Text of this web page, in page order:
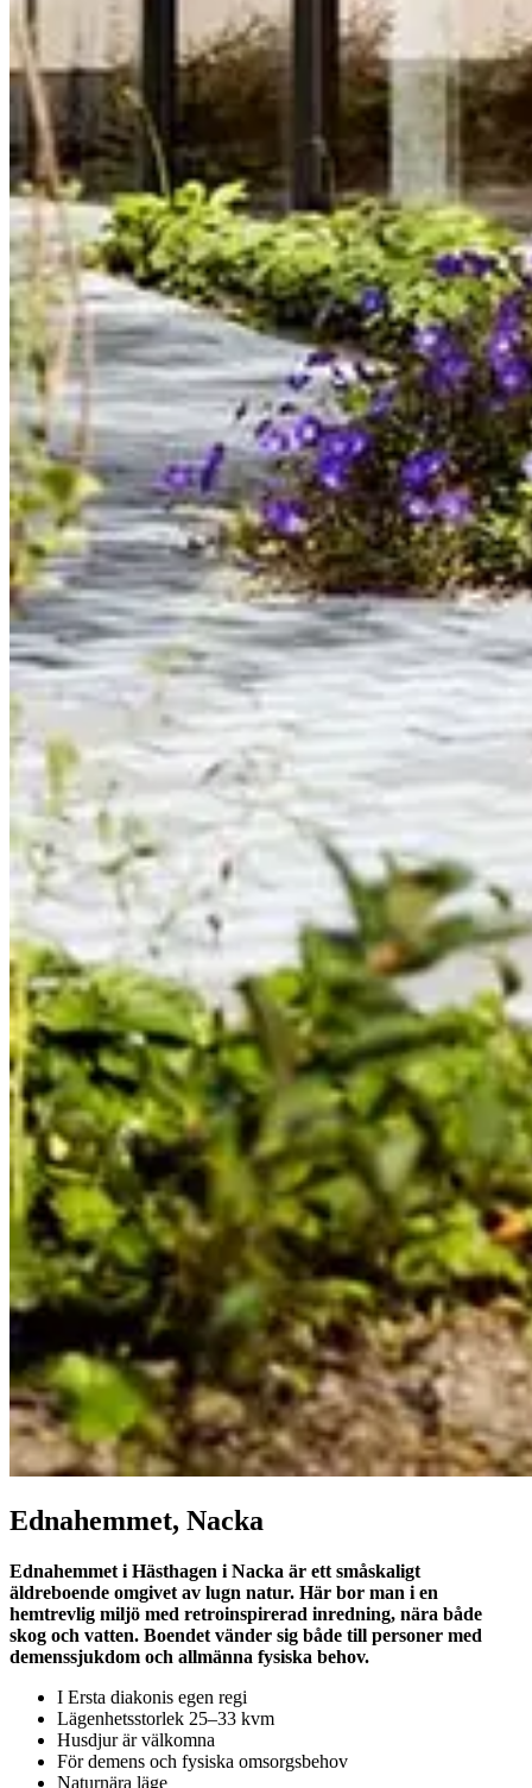
Ednahemmet, Nacka
Ednahemmet i Hästhagen i Nacka är ett småskaligt
äldreboende omgivet av lugn natur. Här bor man i en
hemtrevlig miljö med retroinspirerad inredning, nära både
skog och vatten. Boendet vänder sig både till personer med
demenssjukdom och allmänna fysiska behov.
I Ersta diakonis egen regi
Lägenhetsstorlek 25–33 kvm
Husdjur är välkomna
För demens och fysiska omsorgsbehov
Naturnära läge